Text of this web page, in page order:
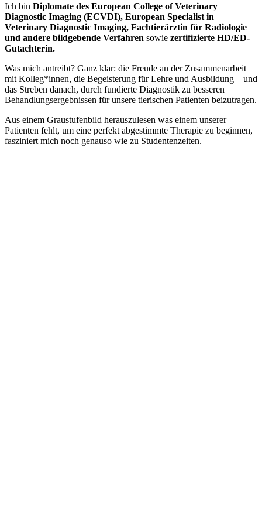
Ich bin Diplomate des European College of Veterinary
Diagnostic Imaging (ECVDI), European Specialist in
Veterinary Diagnostic Imaging, Fachtierärztin für Radiologie
und andere bildgebende Verfahren sowie zertifizierte HD/ED-
Gutachterin.
Was mich antreibt? Ganz klar: die Freude an der Zusammenarbeit
mit Kolleg*innen, die Begeisterung für Lehre und Ausbildung – und
das Streben danach, durch fundierte Diagnostik zu besseren
Behandlungsergebnissen für unsere tierischen Patienten beizutragen.
Aus einem Graustufenbild herauszulesen was einem unserer
Patienten fehlt, um eine perfekt abgestimmte Therapie zu beginnen,
fasziniert mich noch genauso wie zu Studentenzeiten.